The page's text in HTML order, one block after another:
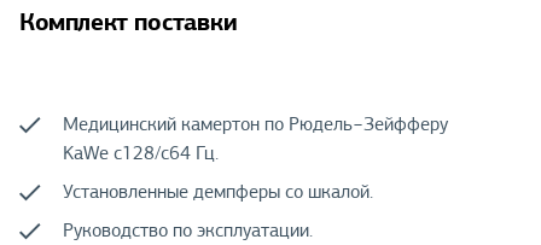
Комплект поставки
Медицинский камертон по Рюдель−Зейфферу
KaWe c128/c64 Гц.
Установленные демпферы со шкалой.
Руководство по эксплуатации.